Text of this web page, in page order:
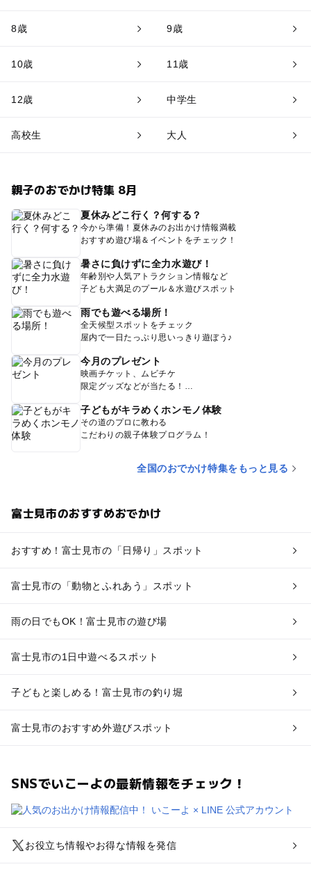
8歳 9歳
10歳 11歳
12歳 中学生
高校生 大人
親子のおでかけ特集 8月
夏休みどこ行く？何する？
今から準備！夏休みのお出かけ情報満載
おすすめ遊び場＆イベントをチェック！
暑さに負けずに全力水遊び！
年齢別や人気アトラクション情報など
子ども大満足のプール＆水遊びスポット
雨でも遊べる場所！
全天候型スポットをチェック
屋内で一日たっぷり思いっきり遊ぼう♪
今月のプレゼント
映画チケット、ムビチケ
限定グッズなどが当たる！
子どもがキラめくホンモノ体験
その道のプロに教わる
こだわりの親子体験プログラム！
全国のおでかけ特集をもっと見る
富士見市のおすすめおでかけ
おすすめ！富士見市の「日帰り」スポット
富士見市の「動物とふれあう」スポット
雨の日でもOK！富士見市の遊び場
富士見市の1日中遊べるスポット
子どもと楽しめる！富士見市の釣り堀
富士見市のおすすめ外遊びスポット
SNSでいこーよの最新情報をチェック！
お役立ち情報やお得な情報を発信